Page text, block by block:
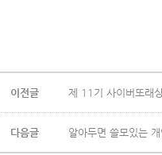
이전글 제 11기 사이버또래
다음글 알아두면 쓸모있는